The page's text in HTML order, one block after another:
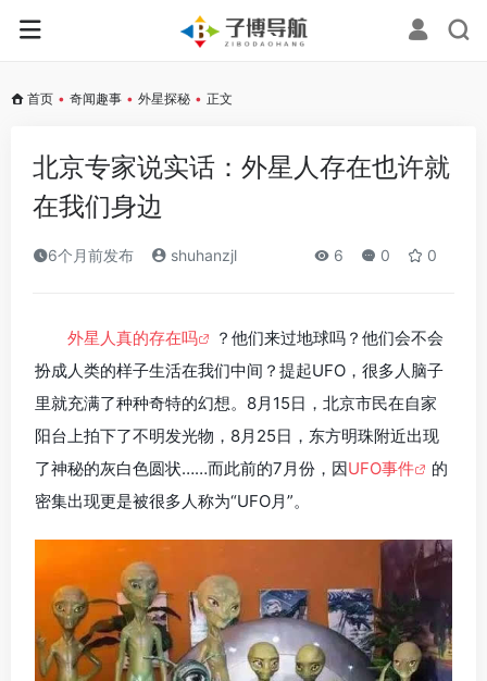
首页 • 奇闻趣事 • 外星探秘 • 正文
北京专家说实话：外星人存在也许就
在我们身边
6个月前发布 shuhanzjl 6 0 0
外星人真的存在吗
？他们来过地球吗？他们会不会
扮成人类的样子生活在我们中间？提起UFO，很多人脑子
里就充满了种种奇特的幻想。8月15日，北京市民在自家
阳台上拍下了不明发光物，8月25日，东方明珠附近出现
了神秘的灰白色圆状……而此前的7月份，因UFO事件
的
密集出现更是被很多人称为“UFO月”。